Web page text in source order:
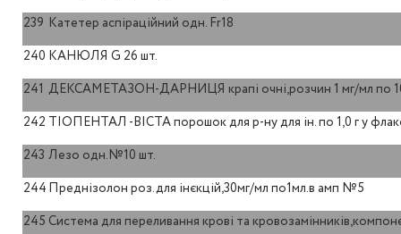
239 Катетер аспіраційний одн. Fr18
240 КАНЮЛЯ G 26 шт.
241 ДЕКСАМЕТАЗОН-ДАРНИЦЯ крапі очні,розчин 1 мг/мл по
242 ТІОПЕНТАЛ -ВІСТА порошок для р-ну для ін. по 1,0 г у
243 Лезо одн.№10 шт.
244Преднізолон роз.для інєкцій,30мг/мл по1мл.в амп №5
245 Система для переливання крові та